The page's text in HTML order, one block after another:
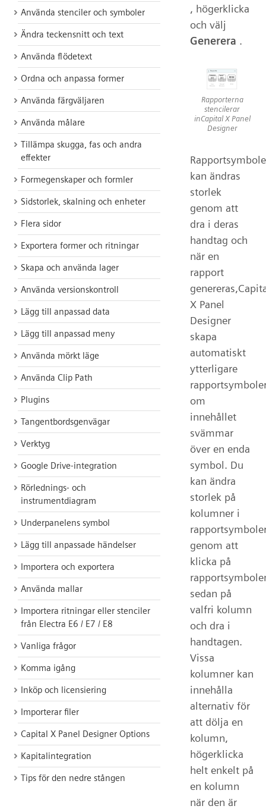
Använda stenciler och symboler
Ändra teckensnitt och text
Använda flödetext
Ordna och anpassa former
Använda färgväljaren
Använda målare
Tillämpa skugga, fas och andra
effekter
Formegenskaper och formler
Sidstorlek, skalning och enheter
Flera sidor
Exportera former och ritningar
Skapa och använda lager
Använda versionskontroll
Lägg till anpassad data
Lägg till anpassad meny
Använda mörkt läge
Använda Clip Path
Plugins
Tangentbordsgenvägar
Verktyg
Google Drive-integration
Rörlednings- och
instrumentdiagram
Underpanelens symbol
Lägg till anpassade händelser
Importera och exportera
Använda mallar
Importera ritningar eller stenciler
från Electra E6 / E7 / E8
Vanliga frågor
Komma igång
Inköp och licensiering
Importerar filer
Capital X Panel Designer Options
Kapitalintegration
Tips för den nedre stången
, högerklicka
och välj
Generera .
Rapporterna
stencilerar
inCapital X Panel
Designer
kan ändras
storlek
genom att
dra i deras
handtag och
när en
rapport
X Panel
Designer
skapa
automatiskt
ytterligare
om
innehållet
svämmar
över en enda
symbol. Du
kan ändra
storlek på
kolumner i
genom att
klicka på
sedan på
valfri kolumn
och dra i
handtagen.
Vissa
kolumner kan
innehålla
alternativ för
att dölja en
kolumn,
högerklicka
helt enkelt på
en kolumn
när den är